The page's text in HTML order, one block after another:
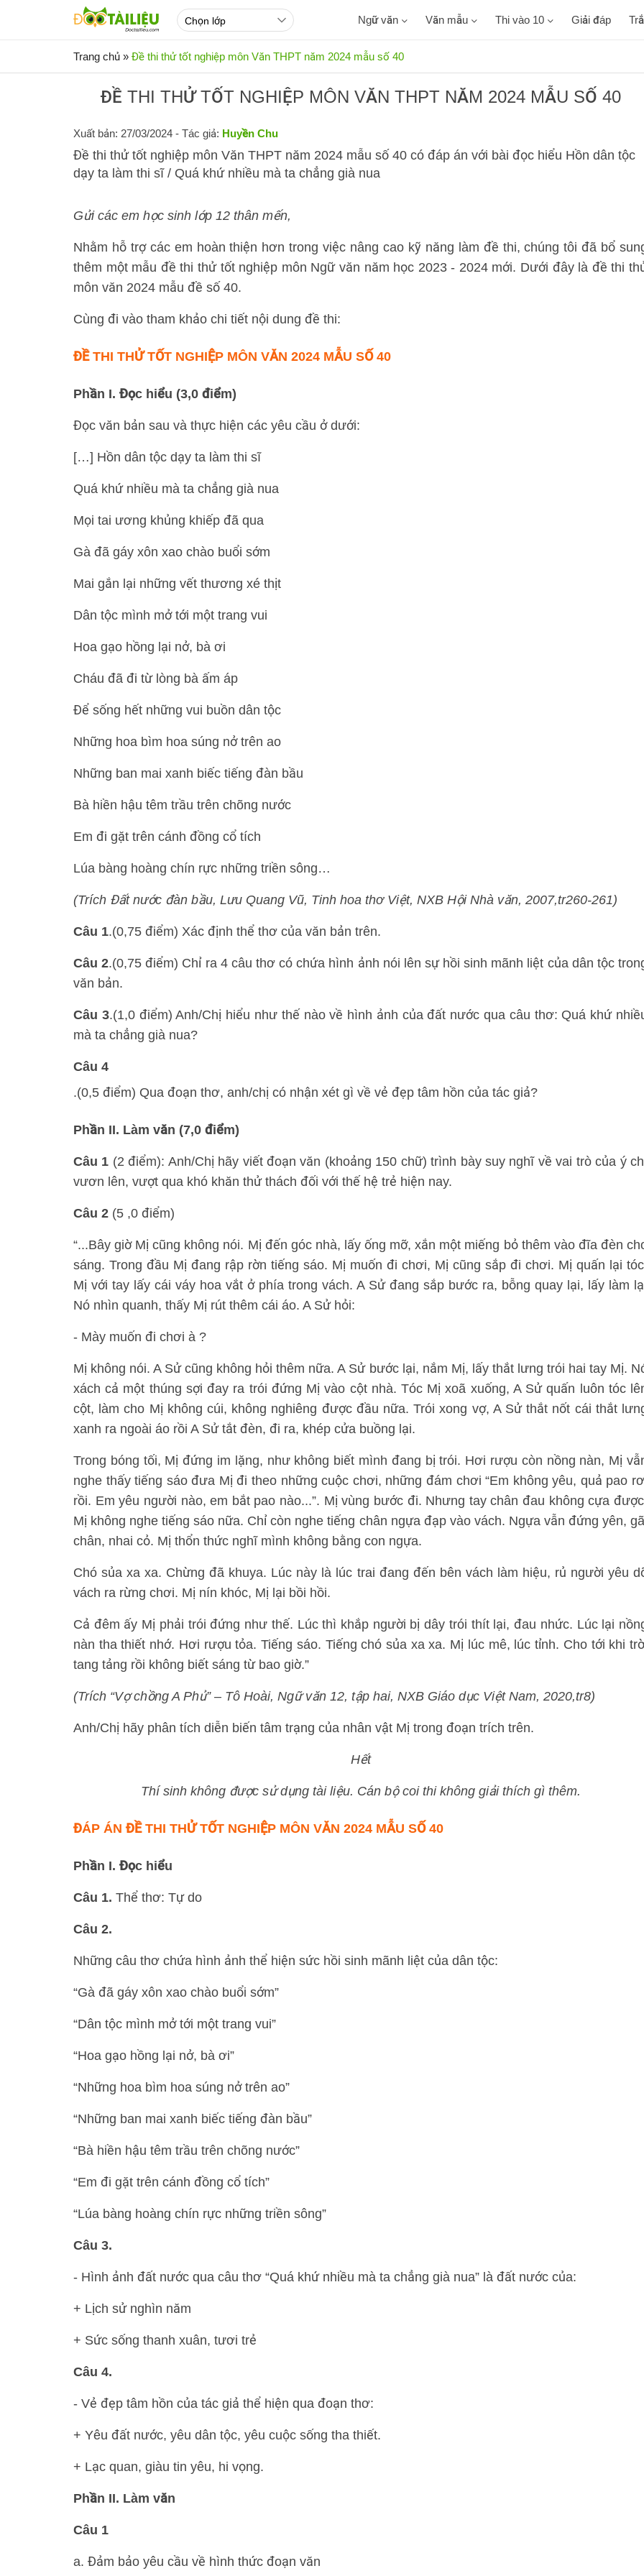
Ngữ văn Văn mẫu Thi vào 10 Giải đáp
Trang chủ » Đề thi thử tốt nghiệp môn Văn THPT năm 2024 mẫu số 40
ĐỀ THI THỬ TỐT NGHIỆP MÔN VĂN THPT NĂM 2024 MẪU SỐ 40
Xuất bản: 27/03/2024 - Tác giả: Huyền Chu
Đề thi thử tốt nghiệp môn Văn THPT năm 2024 mẫu số 40 có đáp án với bài đọc hiểu Hồn dân tộc
dạy ta làm thi sĩ / Quá khứ nhiều mà ta chẳng già nua
Gửi các em học sinh lớp 12 thân mến,
Nhằm hỗ trợ các em hoàn thiện hơn trong việc nâng cao kỹ năng làm đề thi, chúng tôi đã bổ
thêm một mẫu đề thi thử tốt nghiệp môn Ngữ văn năm học 2023 - 2024 mới. Dưới đây là đề thi
môn văn 2024 mẫu đề số 40.
Cùng đi vào tham khảo chi tiết nội dung đề thi:
ĐỀ THI THỬ TỐT NGHIỆP MÔN VĂN 2024 MẪU SỐ 40
Phần I. Đọc hiểu (3,0 điểm)
Đọc văn bản sau và thực hiện các yêu cầu ở dưới:
[…] Hồn dân tộc dạy ta làm thi sĩ
Quá khứ nhiều mà ta chẳng già nua
Mọi tai ương khủng khiếp đã qua
Gà đã gáy xôn xao chào buổi sớm
Mai gắn lại những vết thương xé thịt
Dân tộc mình mở tới một trang vui
Hoa gạo hồng lại nở, bà ơi
Cháu đã đi từ lòng bà ấm áp
Để sống hết những vui buồn dân tộc
Những hoa bìm hoa súng nở trên ao
Những ban mai xanh biếc tiếng đàn bầu
Bà hiền hậu têm trầu trên chõng nước
Em đi gặt trên cánh đồng cổ tích
Lúa bàng hoàng chín rực những triền sông…
(Trích Đất nước đàn bầu, Lưu Quang Vũ, Tinh hoa thơ Việt, NXB Hội Nhà văn, 2007,tr260-261)
Câu 1.(0,75 điểm) Xác định thể thơ của văn bản trên.
Câu 2.(0,75 điểm) Chỉ ra 4 câu thơ có chứa hình ảnh nói lên sự hồi sinh mãnh liệt của dân tộc
văn bản.
Câu 3.(1,0 điểm) Anh/Chị hiểu như thế nào về hình ảnh của đất nước qua câu thơ: Quá khứ
mà ta chẳng già nua?
Câu 4
.(0,5 điểm) Qua đoạn thơ, anh/chị có nhận xét gì về vẻ đẹp tâm hồn của tác giả?
Phần II. Làm văn (7,0 điểm)
Câu 1 (2 điểm): Anh/Chị hãy viết đoạn văn (khoảng 150 chữ) trình bày suy nghĩ về vai trò của ý
vươn lên, vượt qua khó khăn thử thách đối với thế hệ trẻ hiện nay.
Câu 2 (5 ,0 điểm)
“...Bây giờ Mị cũng không nói. Mị đến góc nhà, lấy ống mỡ, xắn một miếng bỏ thêm vào đĩa đèn
sáng. Trong đầu Mị đang rập rờn tiếng sáo. Mị muốn đi chơi, Mị cũng sắp đi chơi. Mị quấn lại
Mị với tay lấy cái váy hoa vắt ở phía trong vách. A Sử đang sắp bước ra, bỗng quay lại, lấy làm
Nó nhìn quanh, thấy Mị rút thêm cái áo. A Sử hỏi:
- Mày muốn đi chơi à ?
Mị không nói. A Sử cũng không hỏi thêm nữa. A Sử bước lại, nắm Mị, lấy thắt lưng trói hai tay Mị.
xách cả một thúng sợi đay ra trói đứng Mị vào cột nhà. Tóc Mị xoã xuống, A Sử quấn luôn tóc
cột, làm cho Mị không cúi, không nghiêng được đầu nữa. Trói xong vợ, A Sử thắt nốt cái thắt
xanh ra ngoài áo rồi A Sử tắt đèn, đi ra, khép cửa buồng lại.
Trong bóng tối, Mị đứng im lặng, như không biết mình đang bị trói. Hơi rượu còn nồng nàn, Mị
nghe thấy tiếng sáo đưa Mị đi theo những cuộc chơi, những đám chơi “Em không yêu, quả pao
rồi. Em yêu người nào, em bắt pao nào...”. Mị vùng bước đi. Nhưng tay chân đau không cựa
Mị không nghe tiếng sáo nữa. Chỉ còn nghe tiếng chân ngựa đạp vào vách. Ngựa vẫn đứng yên,
chân, nhai cỏ. Mị thổn thức nghĩ mình không bằng con ngựa.
Chó sủa xa xa. Chừng đã khuya. Lúc này là lúc trai đang đến bên vách làm hiệu, rủ người yêu
vách ra rừng chơi. Mị nín khóc, Mị lại bồi hồi.
Cả đêm ấy Mị phải trói đứng như thế. Lúc thì khắp người bị dây trói thít lại, đau nhức. Lúc lại
nàn tha thiết nhớ. Hơi rượu tỏa. Tiếng sáo. Tiếng chó sủa xa xa. Mị lúc mê, lúc tỉnh. Cho tới khi
tang tảng rồi không biết sáng từ bao giờ.”
(Trích “Vợ chồng A Phủ” – Tô Hoài, Ngữ văn 12, tập hai, NXB Giáo dục Việt Nam, 2020,tr8)
Anh/Chị hãy phân tích diễn biến tâm trạng của nhân vật Mị trong đoạn trích trên.
Hết
Thí sinh không được sử dụng tài liệu. Cán bộ coi thi không giải thích gì thêm.
ĐÁP ÁN ĐỀ THI THỬ TỐT NGHIỆP MÔN VĂN 2024 MẪU SỐ 40
Phần I. Đọc hiểu
Câu 1. Thể thơ: Tự do
Câu 2.
Những câu thơ chứa hình ảnh thể hiện sức hồi sinh mãnh liệt của dân tộc:
“Gà đã gáy xôn xao chào buổi sớm”
“Dân tộc mình mở tới một trang vui”
“Hoa gạo hồng lại nở, bà ơi”
“Những hoa bìm hoa súng nở trên ao”
“Những ban mai xanh biếc tiếng đàn bầu”
“Bà hiền hậu têm trầu trên chõng nước”
“Em đi gặt trên cánh đồng cổ tích”
“Lúa bàng hoàng chín rực những triền sông”
Câu 3.
- Hình ảnh đất nước qua câu thơ “Quá khứ nhiều mà ta chẳng già nua” là đất nước của:
+ Lịch sử nghìn năm
+ Sức sống thanh xuân, tươi trẻ
Câu 4.
- Vẻ đẹp tâm hồn của tác giả thể hiện qua đoạn thơ:
+ Yêu đất nước, yêu dân tộc, yêu cuộc sống tha thiết.
+ Lạc quan, giàu tin yêu, hi vọng.
Phần II. Làm văn
Câu 1
a. Đảm bảo yêu cầu về hình thức đoạn văn